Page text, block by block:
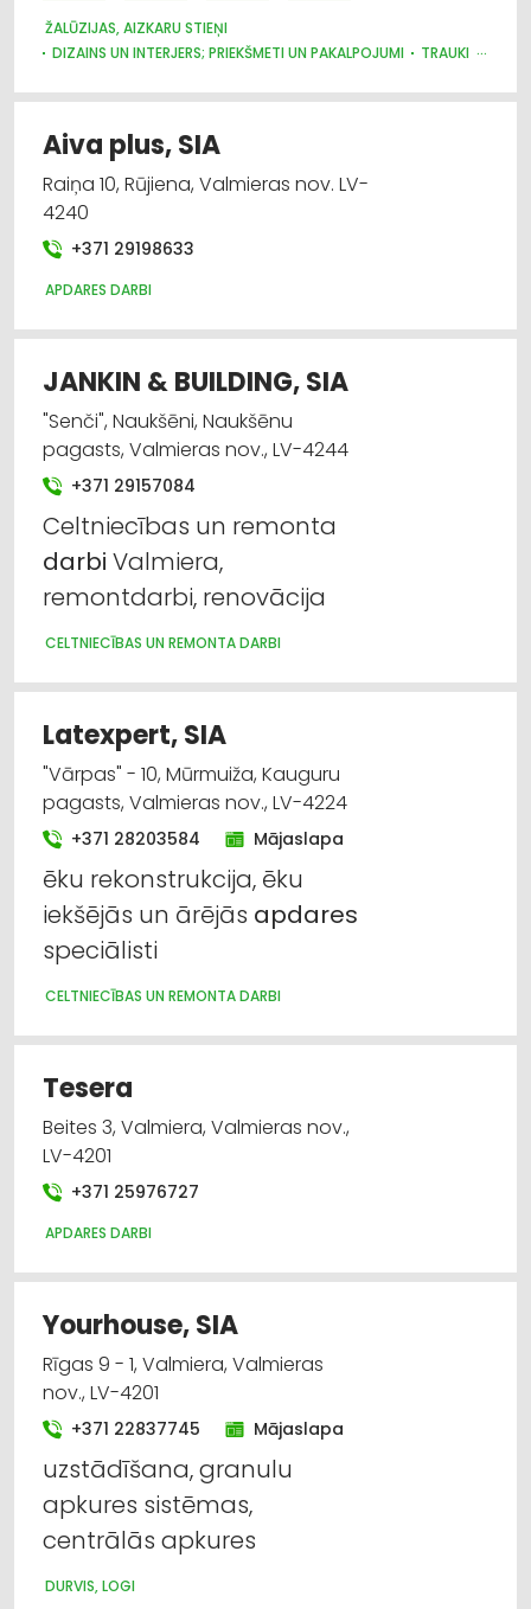
ŽALŪZIJAS, AIZKARU STIEŅI
DIZAINS UN INTERJERS; PRIEKŠMETI UN PAKALPOJUMI
TRAUKI
Aiva plus, SIA
Raiņa 10, Rūjiena, Valmieras nov. LV-
4240
+371 29198633
APDARES DARBI
JANKIN & BUILDING, SIA
"Senči", Naukšēni, Naukšēnu
pagasts, Valmieras nov., LV-4244
+371 29157084
Celtniecības un remonta
darbi Valmiera,
remontdarbi, renovācija
CELTNIECĪBAS UN REMONTA DARBI
Latexpert, SIA
"Vārpas" - 10, Mūrmuiža, Kauguru
pagasts, Valmieras nov., LV-4224
+371 28203584 Mājaslapa
ēku rekonstrukcija, ēku
iekšējās un ārējās apdares
speciālisti
CELTNIECĪBAS UN REMONTA DARBI
Tesera
Beites 3, Valmiera, Valmieras nov.,
LV-4201
+371 25976727
APDARES DARBI
Yourhouse, SIA
Rīgas 9 - 1, Valmiera, Valmieras
nov., LV-4201
+371 22837745 Mājaslapa
uzstādīšana, granulu
apkures sistēmas,
centrālās apkures
DURVIS, LOGI